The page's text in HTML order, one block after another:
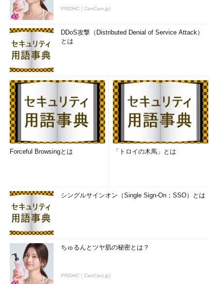
PR(DHC｜CanCam.jp)
DDoS攻撃（Distributed Denial of Service Attack）
とは
Forceful Browsingとは 「トロイの木馬」とは
シングルサインオン（Single Sign-On：SSO）とは
ちゅるんとツヤ肌の秘密とは？
PR(DHC｜CanCam.jp)